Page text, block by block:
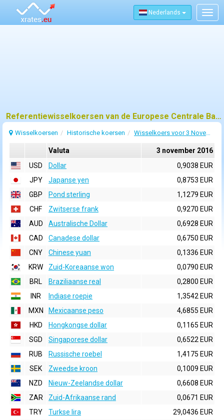
Nederlands
Referentiewisselkoersen van de Europese Centrale Bank (ECB) voor 3 november 2016
Wisselkoersen Historische koersen Wisselkoers voor 3 November 2016
Valuta
3 november 2016
USD
Dollar
0,9038 EUR
JPY
Japanse yen
0,8753 EUR
GBP
Pond sterling
1,1279 EUR
CHF
Zwitserse frank
0,9270 EUR
AUD
Australische Dollar
0,6928 EUR
CAD
Canadese dollar
0,6750 EUR
CNY
Chinese yuan
0,1336 EUR
KRW
Zuid-Koreaanse won
0,0790 EUR
BRL
Braziliaanse real
0,2800 EUR
INR
Indiase roepie
1,3542 EUR
MXN
Mexicaanse peso
4,6855 EUR
HKD
Hongkongse dollar
0,1165 EUR
SGD
Singaporese dollar
0,6522 EUR
RUB
Russische roebel
1,4175 EUR
SEK
Zweedse kroon
0,1009 EUR
NZD
Nieuw-Zeelandse dollar
0,6608 EUR
ZAR
Zuid-Afrikaanse rand
0,0671 EUR
TRY
Turkse lira
29,0436 EUR